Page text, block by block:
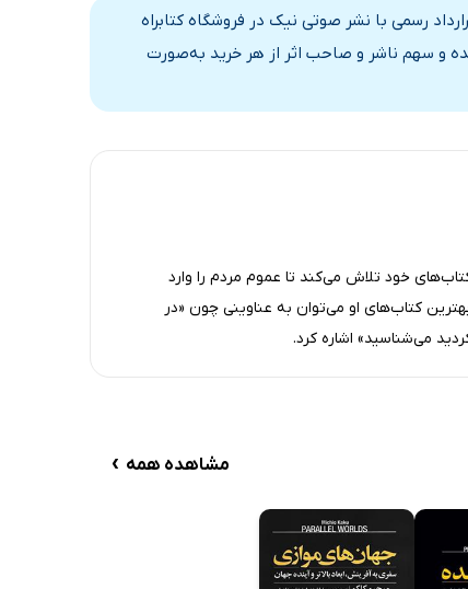
15 دقیقه
رسمی با نشر صوتی نیک در فروشگاه کتابراه
و سهم ناشر و صاحب اثر از هر خرید به‌صورت
خود تلاش می‌کند تا عموم مردم را وارد
کتاب‌های او می‌توان به عناوینی چون «در
می‌شناسید» اشاره کرد.
مشاهده همه ›